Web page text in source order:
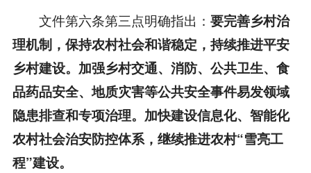
文件第六条第三点明确指出： 要完善乡村治
理机制，保持农村社会和谐稳定，持续推进平安
乡村建设。加强乡村交通、消防、公共卫生、食
品药品安全、地质灾害等公共安全事件易发领域
隐患排查和专项治理。加快建设信息化、智能化
农村社会治安防控体系，继续推进农村“雪亮工
程”建设。